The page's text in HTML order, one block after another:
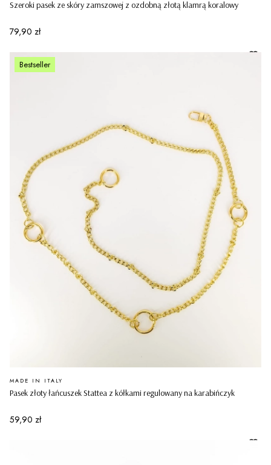
Szeroki pasek ze skóry zamszowej z ozdobną złotą klamrą koralowy
Cena
79,90 zł
Bestseller
Pasek złoty łańcuszek Stattea z kółkami regulowany na karabińczyk
PRODUCENT
MADE IN ITALY
Cena
59,90 zł